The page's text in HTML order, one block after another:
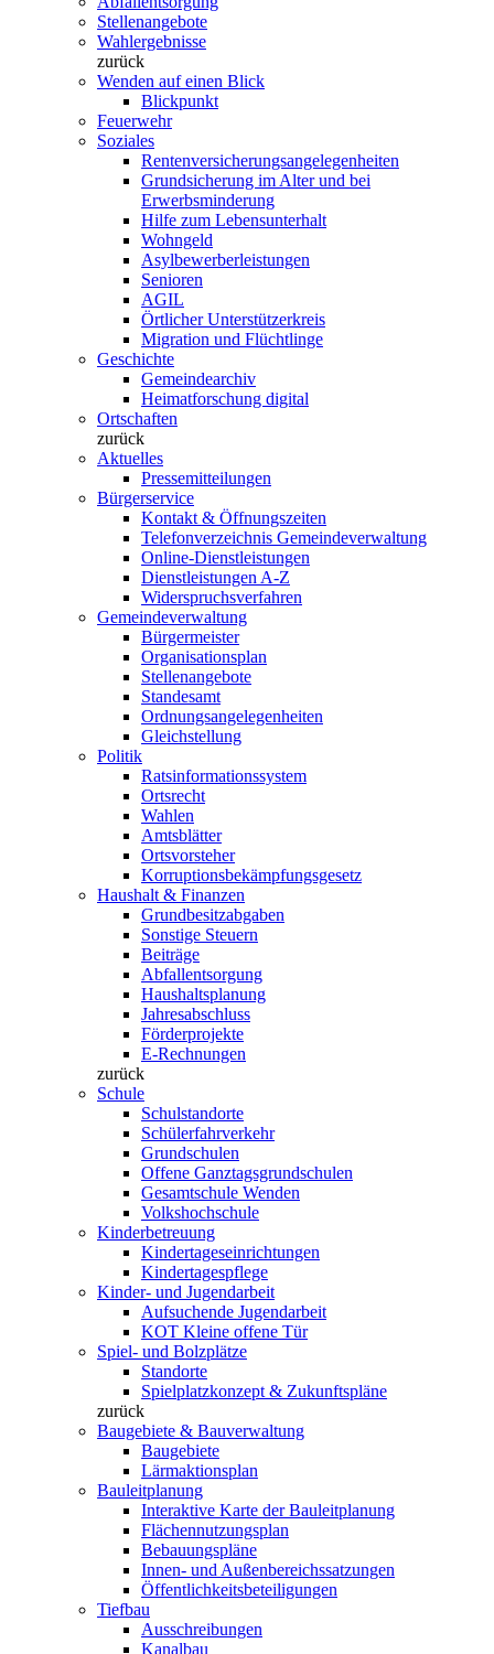
Stellenangebote
Wahlergebnisse
zurück
Wenden auf einen Blick
Blickpunkt
Feuerwehr
Soziales
Rentenversicherungsangelegenheiten
Grundsicherung im Alter und bei
Erwerbsminderung
Hilfe zum Lebensunterhalt
Wohngeld
Asylbewerberleistungen
Senioren
AGIL
Örtlicher Unterstützerkreis
Migration und Flüchtlinge
Geschichte
Gemeindearchiv
Heimatforschung digital
Ortschaften
zurück
Aktuelles
Pressemitteilungen
Bürgerservice
Kontakt & Öffnungszeiten
Telefonverzeichnis Gemeindeverwaltung
Online-Dienstleistungen
Dienstleistungen A-Z
Widerspruchsverfahren
Gemeindeverwaltung
Bürgermeister
Organisationsplan
Stellenangebote
Standesamt
Ordnungsangelegenheiten
Gleichstellung
Politik
Ratsinformationssystem
Ortsrecht
Wahlen
Amtsblätter
Ortsvorsteher
Korruptionsbekämpfungsgesetz
Haushalt & Finanzen
Grundbesitzabgaben
Sonstige Steuern
Beiträge
Abfallentsorgung
Haushaltsplanung
Jahresabschluss
Förderprojekte
E-Rechnungen
zurück
Schule
Schulstandorte
Schülerfahrverkehr
Grundschulen
Offene Ganztagsgrundschulen
Gesamtschule Wenden
Volkshochschule
Kinderbetreuung
Kindertageseinrichtungen
Kindertagespflege
Kinder- und Jugendarbeit
Aufsuchende Jugendarbeit
KOT Kleine offene Tür
Spiel- und Bolzplätze
Standorte
Spielplatzkonzept & Zukunftspläne
zurück
Baugebiete & Bauverwaltung
Baugebiete
Lärmaktionsplan
Bauleitplanung
Interaktive Karte der Bauleitplanung
Flächennutzungsplan
Bebauungspläne
Innen- und Außenbereichssatzungen
Öffentlichkeitsbeteiligungen
Tiefbau
Ausschreibungen
Kanalbau